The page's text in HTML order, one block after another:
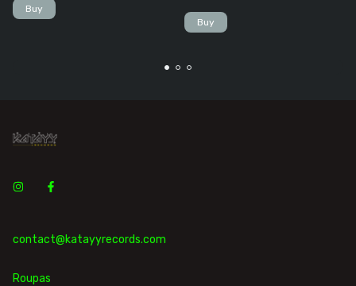
contact@katayyrecords.com
Roupas